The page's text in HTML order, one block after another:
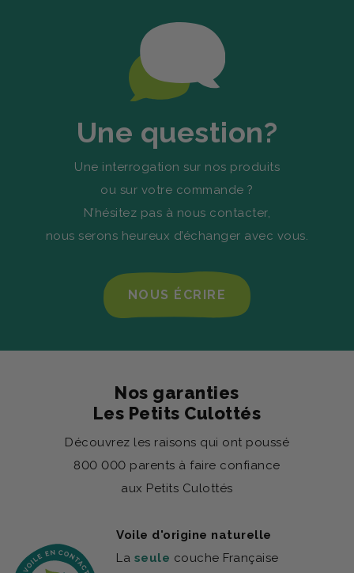
Une question?
Une interrogation sur nos produits
ou sur votre commande ?
N’hésitez pas à nous contacter,
nous serons heureux d’échanger avec vous.
NOUS ÉCRIRE
Nos garanties
Les Petits Culottés
Découvrez les raisons qui ont poussé
800 000 parents à faire confiance
aux Petits Culottés
Voile d'origine naturelle
La seule couche Française